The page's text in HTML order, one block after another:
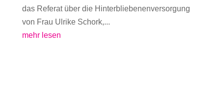
das Referat über die Hinterbliebenenversorgung
von Frau Ulrike Schork,...
mehr lesen